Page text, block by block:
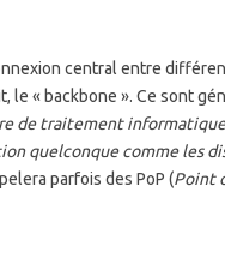
central entre
« backbone ». Ce sont
de traitement
quelconque comme les
parfois des PoP (Point